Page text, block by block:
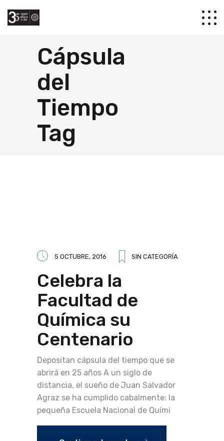
Cápsula
del
Tiempo
Tag
5 OCTUBRE, 2016 SIN CATEGORÍA
Celebra la
Facultad de
Química su
Centenario
Depositan cápsula del tiempo que se
abrirá en 25 años A un siglo de
distancia, el sueño de Juan Salvador
Agraz se ha cumplido cabalmente: la
pequeña Escuela Nacional de Quími